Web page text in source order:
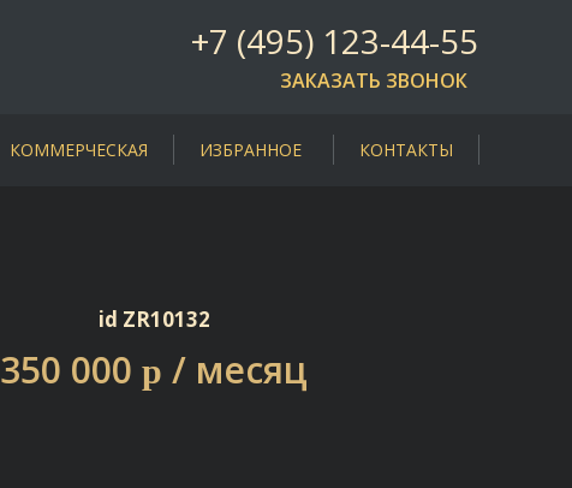
+7 (495) 123-44-55
ЗАКАЗАТЬ ЗВОНОК
КОММЕРЧЕСКАЯ ИЗБРАННОЕ КОНТАКТЫ
id ZR10132
350 000 p / месяц